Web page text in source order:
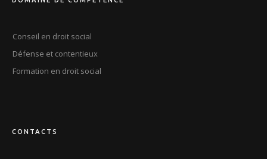
Conseil en droit social
Défense et contentieux
Formation en droit social
CONTACTS